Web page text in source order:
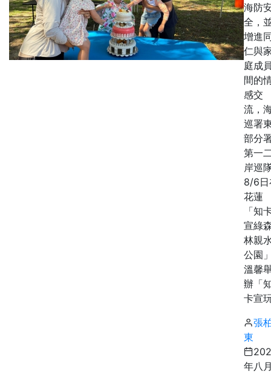
海防
全，
增進
仁與
庭成
間的
感交
流，
巡署
部分
第一
岸巡
8/6日
花蓮
「知
宣綠
林親
公園
溫馨
辦「
卡宣
張
東
年八